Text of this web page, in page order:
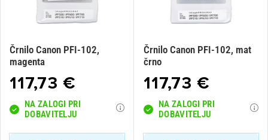
Črnilo Canon PFI-102,
magenta
117,73 €
NA ZALOGI PRI
DOBAVITELJU
Črnilo Canon PFI-102, mat
črno
117,73 €
NA ZALOGI PRI
DOBAVITELJU